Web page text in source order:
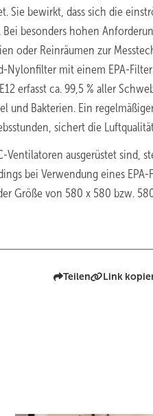
Sie bewirkt, dass sich die
besonders hohen
oder Reinräumen zur
Nylonfilter mit einem EPA-Filter
erfasst ca. 99,5 % aller
und Bakterien. Ein
sichert die
ausgerüstet sind,
bei Verwendung eines
Größe von 580 x 580 bzw.
Teilen Link